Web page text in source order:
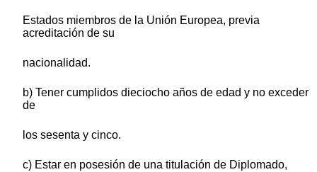
Estados miembros de la Unión Europea, previa
acreditación de su
nacionalidad.
b) Tener cumplidos dieciocho años de edad y no exceder
de
los sesenta y cinco.
c) Estar en posesión de una titulación de Diplomado,